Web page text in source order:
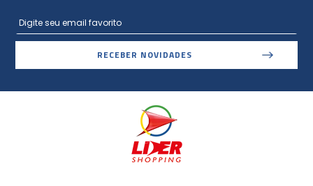
RECEBER NOVIDADES